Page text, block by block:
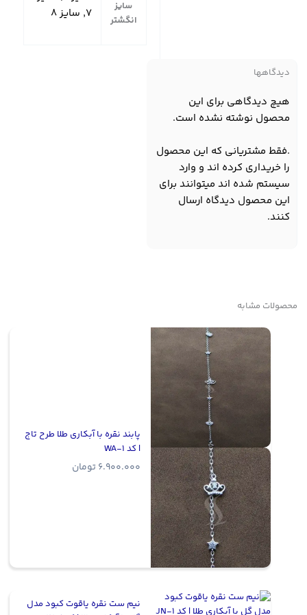
سایز
انگشتر
۷, سایز ۸
دیدگاهها
هیچ دیدگاهی برای این
محصول نوشته نشده است.
.فقط مشتریانی که این محصول
را خریداری کرده اند و وارد
سیستم شده اند میتوانند برای
این محصول دیدگاه ارسال
کنند.
محصولات مشابه
پابند نقره با آبکاری طلا طرح تاج
| کد WA-1
6.900.000 تومان
نیم ست نقره یاقوت کبود مدل